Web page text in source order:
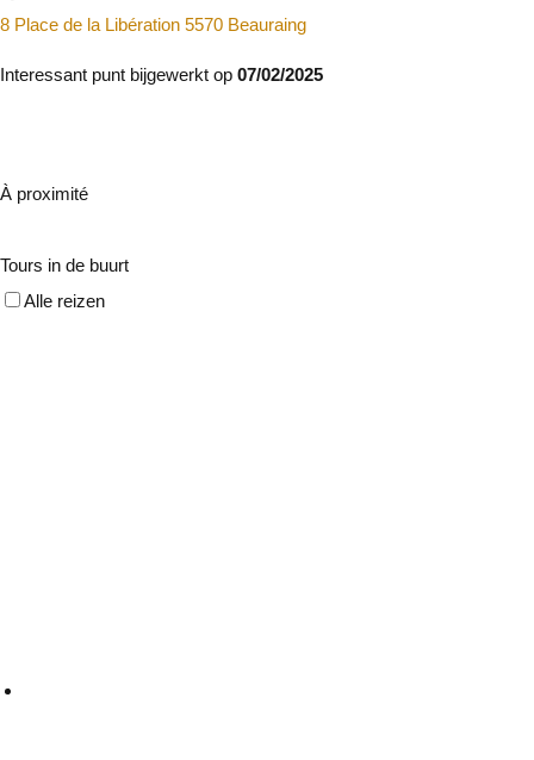
8 Place de la Libération 5570 Beauraing
Interessant punt bijgewerkt op 07/02/2025
À proximité
Tours in de buurt
Alle reizen